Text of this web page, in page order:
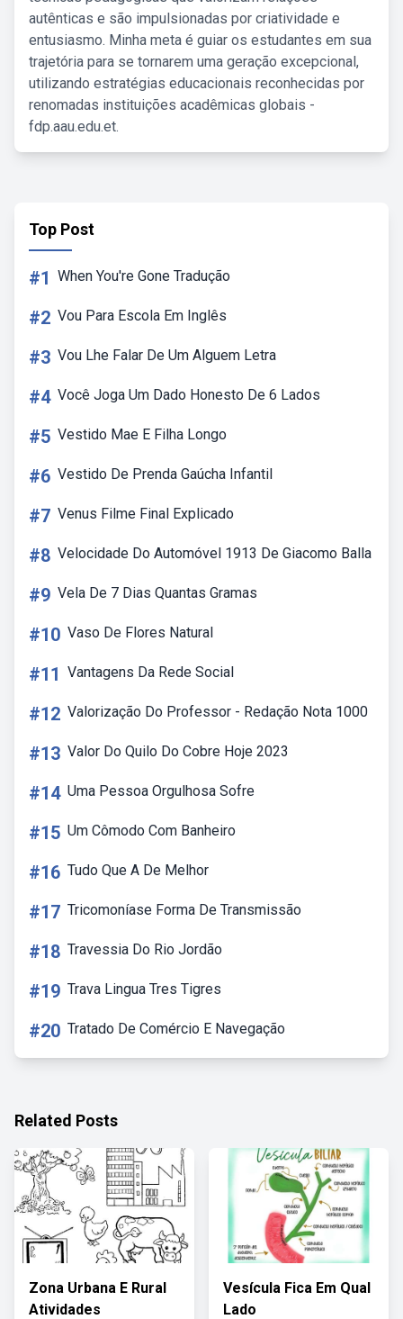
autênticas e são impulsionadas por criatividade e
entusiasmo. Minha meta é guiar os estudantes em sua
trajetória para se tornarem uma geração excepcional,
utilizando estratégias educacionais reconhecidas por
renomadas instituições acadêmicas globais -
fdp.aau.edu.et.
Top Post
#1 When You're Gone Tradução
#2 Vou Para Escola Em Inglês
#3 Vou Lhe Falar De Um Alguem Letra
#4 Você Joga Um Dado Honesto De 6 Lados
#5 Vestido Mae E Filha Longo
#6 Vestido De Prenda Gaúcha Infantil
#7 Venus Filme Final Explicado
#8 Velocidade Do Automóvel 1913 De Giacomo Balla
#9 Vela De 7 Dias Quantas Gramas
#10 Vaso De Flores Natural
#11 Vantagens Da Rede Social
#12 Valorização Do Professor - Redação Nota 1000
#13 Valor Do Quilo Do Cobre Hoje 2023
#14 Uma Pessoa Orgulhosa Sofre
#15 Um Cômodo Com Banheiro
#16 Tudo Que A De Melhor
#17 Tricomoníase Forma De Transmissão
#18 Travessia Do Rio Jordão
#19 Trava Lingua Tres Tigres
#20 Tratado De Comércio E Navegação
Related Posts
Zona Urbana E Rural
Atividades
Vesícula Fica Em Qual
Lado